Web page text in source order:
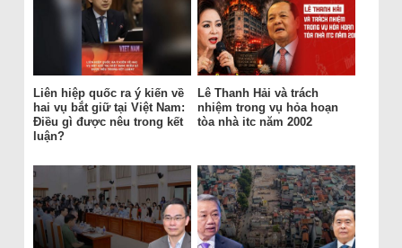
Liên hiệp quốc ra ý kiến về
hai vụ bắt giữ tại Việt Nam:
Điều gì được nêu trong kết
luận?
Lê Thanh Hải và trách
nhiệm trong vụ hỏa hoạn
tòa nhà itc năm 2002